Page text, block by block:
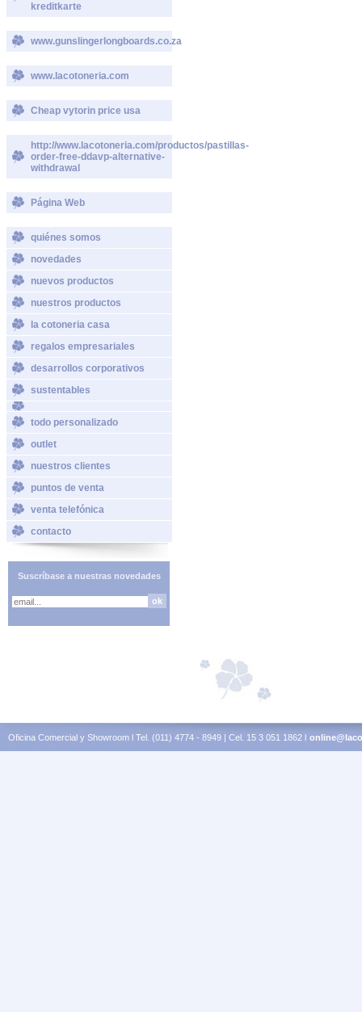
kreditkarte
www.gunslingerlongboards.co.za
www.lacotoneria.com
Cheap vytorin price usa
http://www.lacotoneria.com/productos/pastillas-
order-free-ddavp-alternative-
withdrawal
Página Web
quiénes somos
novedades
nuevos productos
nuestros productos
la cotoneria casa
regalos empresariales
desarrollos corporativos
sustentables
todo personalizado
outlet
nuestros clientes
puntos de venta
venta telefónica
contacto
Suscríbase a nuestras novedades
Oficina Comercial y Showroom l Tel. (011) 4774 - 8949 | Cel. 15 3 051 1862 l